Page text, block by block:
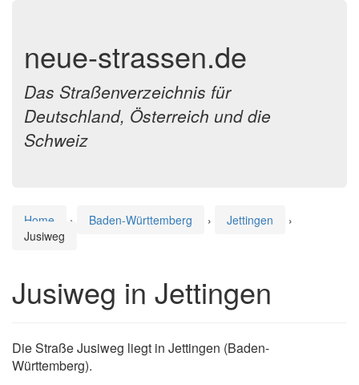
neue-strassen.de
Das Straßenverzeichnis für
Deutschland, Österreich und die
Schweiz
Home › Baden-Württemberg › Jettingen
›
Jusiweg
Jusiweg in Jettingen
Die Straße Jusiweg liegt in Jettingen (Baden-
Württemberg).